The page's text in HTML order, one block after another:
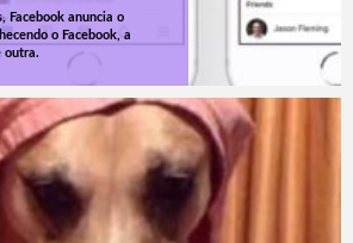
Facebook anuncia o
o Facebook, a
outra.